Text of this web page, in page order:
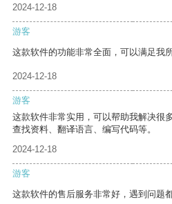
2024-12-18
游客
这款软件的功能非常全面，可以满足我
2024-12-18
游客
这款软件非常实用，可以帮助我解决很
查找资料、翻译语言、编写代码等。
2024-12-18
游客
这款软件的售后服务非常好，遇到问题